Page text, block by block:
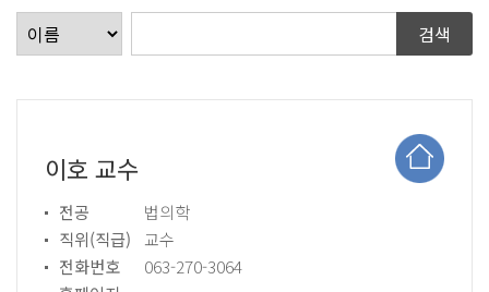
이호 교수
전공
법의학
직위(직급)
교수
전화번호
063-270-3064